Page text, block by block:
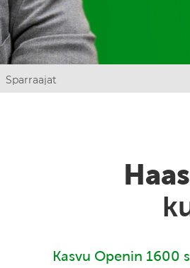
Sparraajat
Kasvu Openin 1600